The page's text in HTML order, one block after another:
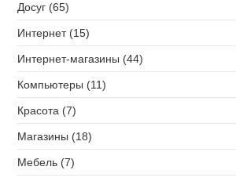
Досуг (65)
Интернет (15)
Интернет-магазины (44)
Компьютеры (11)
Красота (7)
Магазины (18)
Мебель (7)